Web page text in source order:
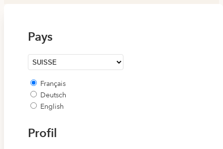
Pays
Français
Deutsch
English
Profil